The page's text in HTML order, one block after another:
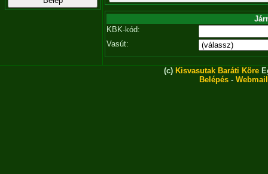
KBK-kód:
Vasút:
(c) Kisvasutak Baráti Köre
Belépés - Webmail